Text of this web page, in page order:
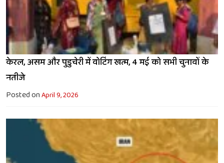
केरल, असम और पुडुचेरी में वोटिंग खत्म, 4 मई को सभी चुनावों के
नतीजे
Posted onApril 9, 2026